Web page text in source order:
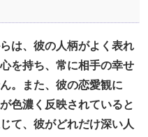
は、彼の人柄がよく表れ
を持ち、常に相手の幸せ
。また、彼の恋愛観に
色濃く反映されていると
て、彼がどれだけ深い人